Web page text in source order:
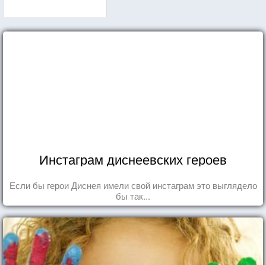
Инстаграм диснеевских героев
Если бы герои Диснея имели свой инстаграм это выглядело
бы так...